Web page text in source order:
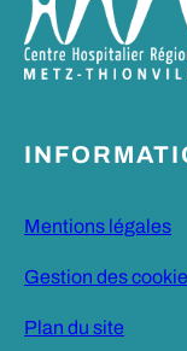
Mentions légales
Gestion des
Plan du site